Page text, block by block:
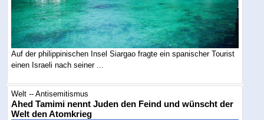
Auf der philippinischen Insel Siargao fragte ein spanischer Tourist
einen Israeli nach seiner ...
Welt -- Antisemitismus
Ahed Tamimi nennt Juden den Feind und wünscht der
Welt den Atomkrieg